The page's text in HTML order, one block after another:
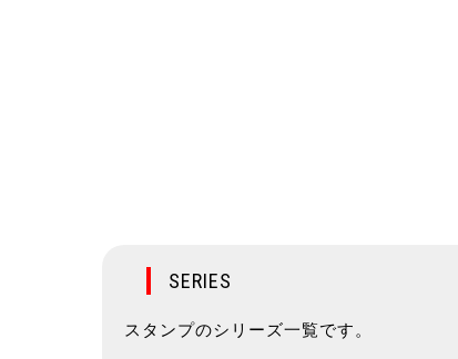
SERIES
スタンプのシリーズ一覧です。